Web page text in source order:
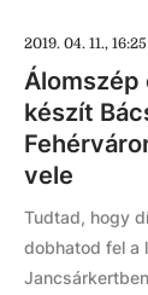
2019. 04. 11., 16:25
készít
vele
Tudtad, hogy
dobhatod fel a